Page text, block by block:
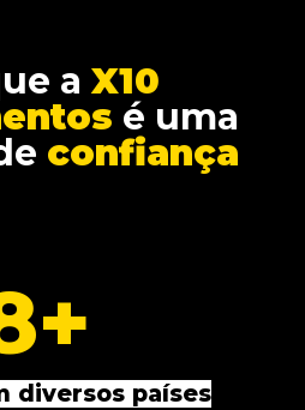
a X10
é uma
confiança
+
diversos países